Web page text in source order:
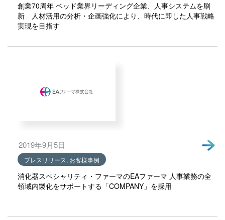
創業70周年 ベッド業界リーディング企業、人事システムを刷
新 人材活用の分析・企画強化により、時代に即した人事戦略
実現を目指す
2019年9月5日
プレスリリース, お客様事例
消化器スペシャリティ・ファーマのEAファーマ 人事業務の全
領域内製化をサポートする「COMPANY」を採用